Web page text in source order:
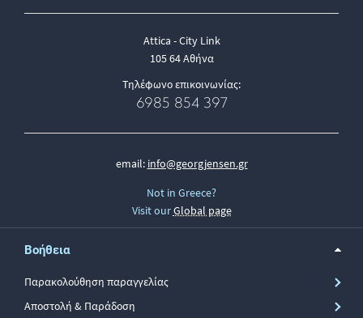
Attica - City Link
105 64 Αθήνα
Τηλέφωνο επικοινωνίας:
6985 854 397
email: info@georgjensen.gr
Not in Greece?
Visit ourGlobal page
Βοήθεια
Παρακολούθηση παραγγελίας
Αποστολή & Παράδοση